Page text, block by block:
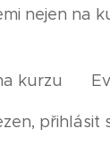
nejen na
kurzu 🌹
přihlásit